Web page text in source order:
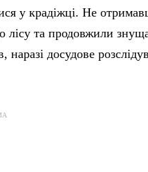
у крадіжці. Не
лісу та продовжили
досудове